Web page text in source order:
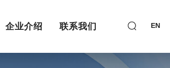
企业介绍 联系我们 EN